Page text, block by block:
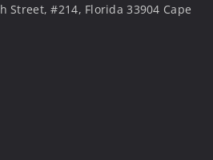
Street, #214, Florida 33904 Cape